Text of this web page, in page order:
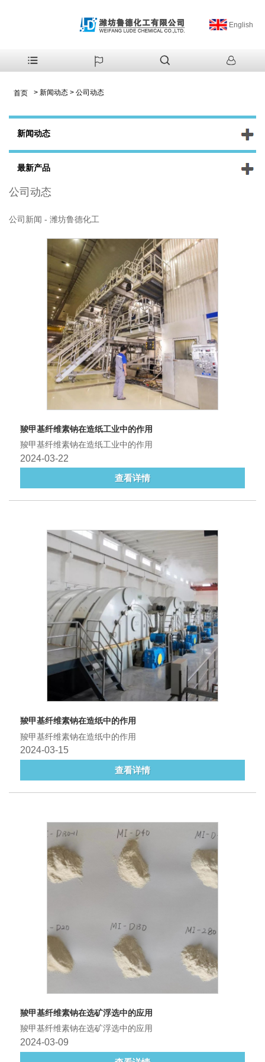
English
首页 > 新闻动态 > 公司动态
新闻动态
最新产品
公司动态
公司新闻 - 潍坊鲁德化工
羧甲基纤维素钠在造纸工业中的作用
羧甲基纤维素钠在造纸工业中的作用
2024-03-22
查看详情
羧甲基纤维素钠在造纸中的作用
羧甲基纤维素钠在造纸中的作用
2024-03-15
查看详情
羧甲基纤维素钠在选矿浮选中的应用
羧甲基纤维素钠在选矿浮选中的应用
2024-03-09